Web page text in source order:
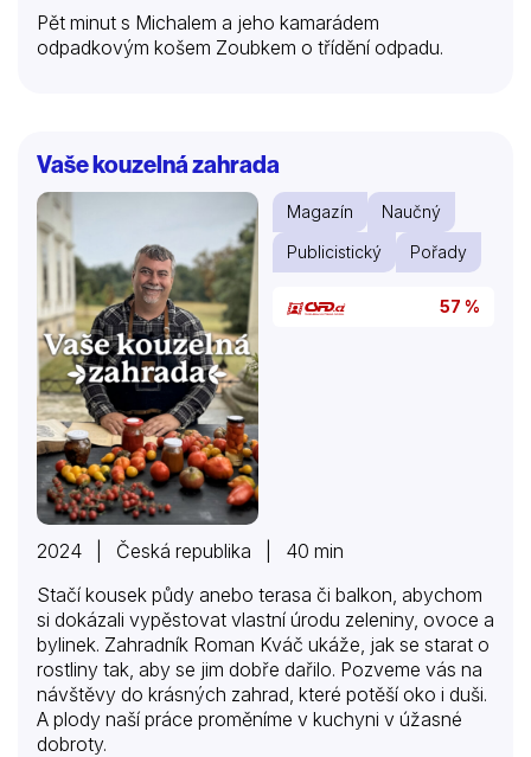
Pět minut s Michalem a jeho kamarádem
odpadkovým košem Zoubkem o třídění odpadu.
Vaše kouzelná zahrada
Magazín
Naučný
Publicistický
Pořady
57 %
2024 | Česká republika | 40 min
Stačí kousek půdy anebo terasa či balkon, abychom
si dokázali vypěstovat vlastní úrodu zeleniny, ovoce a
bylinek. Zahradník Roman Kváč ukáže, jak se starat o
rostliny tak, aby se jim dobře dařilo. Pozveme vás na
návštěvy do krásných zahrad, které potěší oko i duši.
A plody naší práce proměníme v kuchyni v úžasné
dobroty.